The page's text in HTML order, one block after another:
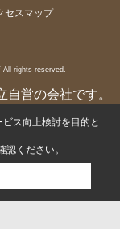
セスマップ
All rights reserved.
営の会社です。
ス向上検討を目的と
認ください。